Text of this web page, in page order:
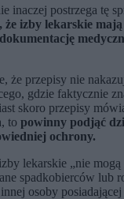
inaczej postrzega tę
że izby lekarskie
że przepisy nie
gdzie faktycznie
skoro przepisy
to powinny podjąć
ochrony.
lekarskie „nie mogą
spadkobierców lub
osoby